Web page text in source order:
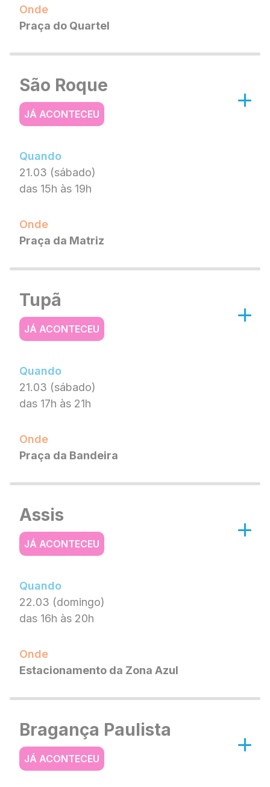
Onde
Praça do Quartel
São Roque
JÁ ACONTECEU
Quando
21.03 (sábado)
das 15h às 19h
Onde
Praça da Matriz
Tupã
JÁ ACONTECEU
Quando
21.03 (sábado)
das 17h às 21h
Onde
Praça da Bandeira
Assis
JÁ ACONTECEU
Quando
22.03 (domingo)
das 16h às 20h
Onde
Estacionamento da Zona Azul
Bragança Paulista
JÁ ACONTECEU